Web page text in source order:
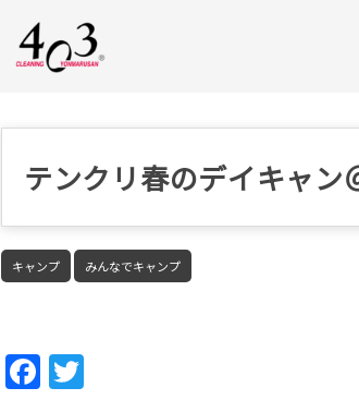
テンクリ春のデイキャン
キャンプ みんなでキャンプ
Fac